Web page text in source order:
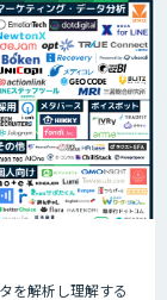
を解析し理解する